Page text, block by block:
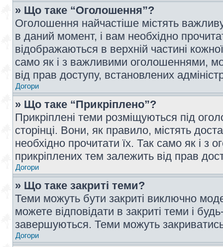
» Що таке “Оголошення”?
Оголошення найчастіше містять
в даний момент, і вам необхідно
відображаються в верхній частині
само як і з важливими оголошеннями,
від прав доступу, встановлених
Догори
» Що таке “Прикріплено”?
Прикріплені теми розміщуються під
сторінці. Вони, як правило, містять
необхідно прочитати їх. Так само як і
прикріплених тем залежить від прав
Догори
» Що таке закриті теми?
Теми можуть бути закриті виключно
можете відповідати в закриті теми і
завершуються. Теми можуть
Догори